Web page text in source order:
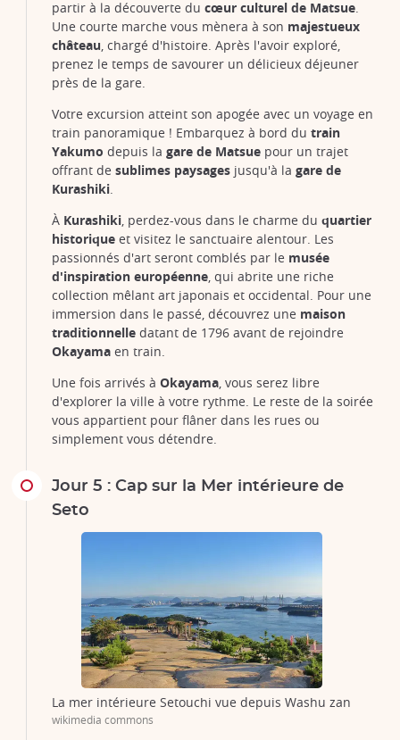
Matsue Castle
@Wikimedia
partir à la découverte du cœur culturel de Matsue.
Une courte marche vous mènera à son majestueux
château, chargé d'histoire. Après l'avoir exploré,
prenez le temps de savourer un délicieux déjeuner
près de la gare.
Votre excursion atteint son apogée avec un voyage en
train panoramique ! Embarquez à bord du train
Yakumo depuis la gare de Matsue pour un trajet
offrant de sublimes paysages jusqu'à la gare de
Kurashiki.
À Kurashiki, perdez-vous dans le charme du quartier
historique et visitez le sanctuaire alentour. Les
passionnés d'art seront comblés par le musée
d'inspiration européenne, qui abrite une riche
collection mêlant art japonais et occidental. Pour une
immersion dans le passé, découvrez une maison
traditionnelle datant de 1796 avant de rejoindre
Okayama en train.
Une fois arrivés à Okayama, vous serez libre
d'explorer la ville à votre rythme. Le reste de la soirée
vous appartient pour flâner dans les rues ou
simplement vous détendre.
Jour 5 : Cap sur la Mer intérieure de
Seto
La mer intérieure Setouchi vue depuis Washu zan
wikimedia commons